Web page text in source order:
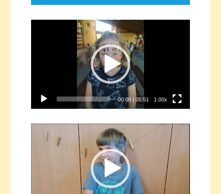
00:00 |05:51 1.00x
Video
přehrávač